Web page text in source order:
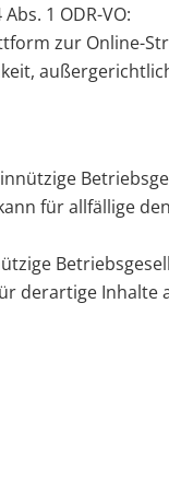
1 ODR-VO:
zur Online-
für allfällige
derartige Inhalte